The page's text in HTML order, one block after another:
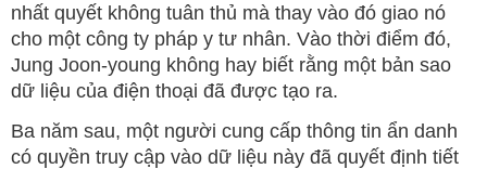
nhất quyết không tuân thủ mà thay vào đó giao nó
cho một công ty pháp y tư nhân. Vào thời điểm đó,
Jung Joon-young không hay biết rằng một bản sao
dữ liệu của điện thoại đã được tạo ra.
Ba năm sau, một người cung cấp thông tin ẩn danh
có quyền truy cập vào dữ liệu này đã quyết định tiết